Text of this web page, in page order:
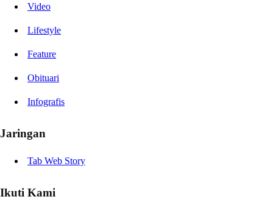
Video
Lifestyle
Feature
Obituari
Infografis
Jaringan
Tab Web Story
Ikuti Kami